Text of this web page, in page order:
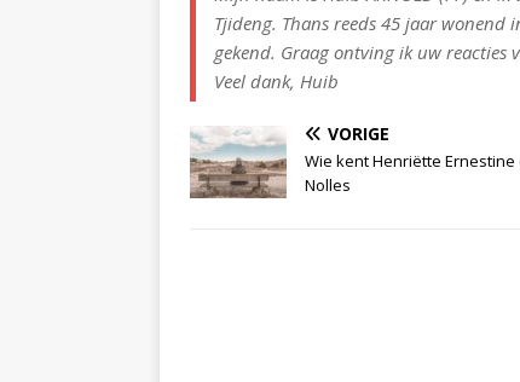
Tjideng. Thans reeds 45 jaar
gekend. Graag ontving ik uw reacties
Veel dank, Huib
VORIGE
Wie kent Henriëtte Ernestine
Nolles